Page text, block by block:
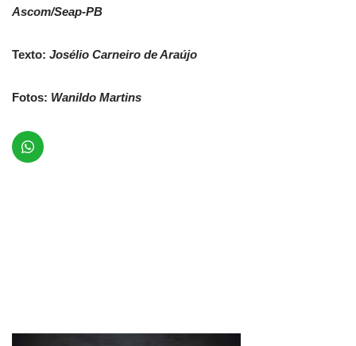
Ascom/Seap-PB
Texto: Josélio Carneiro de Araújo
Fotos: Wanildo Martins